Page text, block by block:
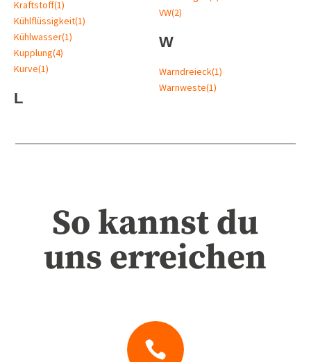
Kraftstoff(1)
Kühlflüssigkeit(1)
Kühlwasser(1)
Kupplung(4)
Kurve(1)
L
VW(2)
W
Warndreieck(1)
Warnweste(1)
So kannst du
uns erreichen
